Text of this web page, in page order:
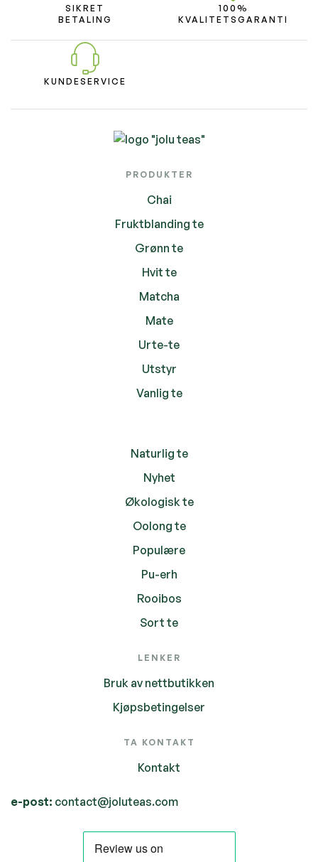
SIKRET
BETALING
100%
KVALITETSGARANTI
KUNDESERVICE
PRODUKTER
Chai
Fruktblanding te
Grønn te
Hvit te
Matcha
Mate
Urte-te
Utstyr
Vanlig te
Naturlig te
Nyhet
Økologisk te
Oolong te
Populære
Pu-erh
Rooibos
Sort te
LENKER
Bruk av nettbutikken
Kjøpsbetingelser
TA KONTAKT
Kontakt
e-post: contact@joluteas.com